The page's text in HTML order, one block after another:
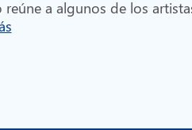
reúne a algunos de los